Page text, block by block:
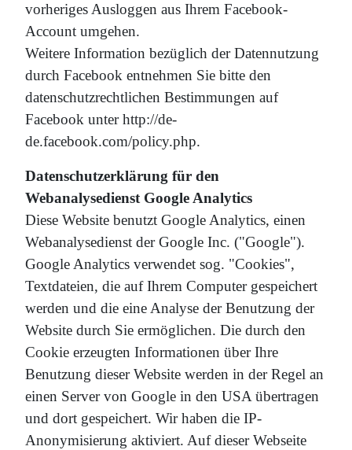
vorheriges Ausloggen aus Ihrem Facebook-
Account umgehen.
Weitere Information bezüglich der Datennutzung
durch Facebook entnehmen Sie bitte den
datenschutzrechtlichen Bestimmungen auf
Facebook unter http://de-
de.facebook.com/policy.php.
Datenschutzerklärung für den
Webanalysedienst Google Analytics
Diese Website benutzt Google Analytics, einen
Webanalysedienst der Google Inc. ("Google").
Google Analytics verwendet sog. "Cookies",
Textdateien, die auf Ihrem Computer gespeichert
werden und die eine Analyse der Benutzung der
Website durch Sie ermöglichen. Die durch den
Cookie erzeugten Informationen über Ihre
Benutzung dieser Website werden in der Regel an
einen Server von Google in den USA übertragen
und dort gespeichert. Wir haben die IP-
Anonymisierung aktiviert. Auf dieser Webseite